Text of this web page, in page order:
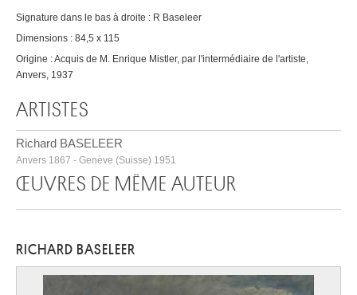
Signature dans le bas à droite : R Baseleer
Dimensions : 84,5 x 115
Origine : Acquis de M. Enrique Mistler, par l'intermédiaire de l'artiste,
Anvers, 1937
ARTISTES
Richard BASELEER
Anvers 1867 - Genève (Suisse) 1951
ŒUVRES DE MÊME AUTEUR
RICHARD BASELEER